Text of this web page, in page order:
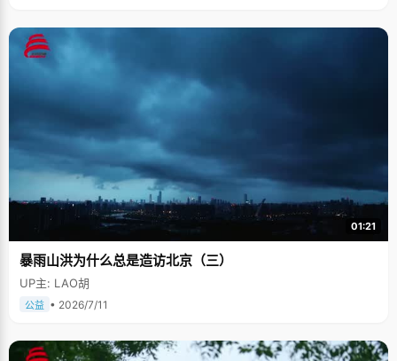
01:21
暴雨山洪为什么总是造访北京（三）
UP主: LAO胡
公益 • 2026/7/11